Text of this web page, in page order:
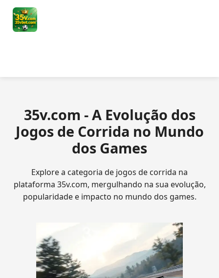
35v.com - A Evolução dos
Jogos de Corrida no Mundo
dos Games
Explore a categoria de jogos de corrida na
plataforma 35v.com, mergulhando na sua evolução,
popularidade e impacto no mundo dos games.